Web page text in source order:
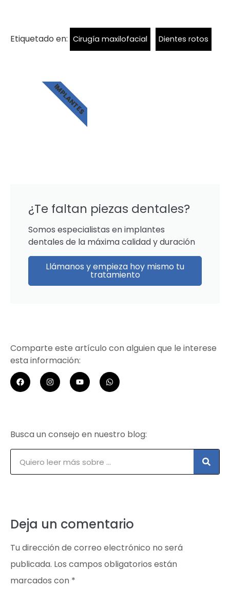
Etiquetado en: Cirugía maxilofacial Dientes rotos
¿Te faltan piezas dentales?
Somos especialistas en implantes
dentales de la máxima calidad y duración
Llámanos y empieza hoy mismo tu
tratamiento
IMPLANTES
Comparte este artículo con alguien que le interese
esta información:
Busca un consejo en nuestro blog:
Deja un comentario
Tu dirección de correo electrónico no será
publicada. Los campos obligatorios están
marcados con *